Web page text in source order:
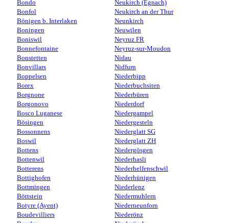
Bondo
Bonfol
Bönigen b. Interlaken
Boningen
Boniswil
Bonnefontaine
Bonstetten
Bonvillars
Boppelsen
Borex
Borgnone
Borgonovo
Bosco Luganese
Bösingen
Bossonnens
Boswil
Bottens
Bottenwil
Botterens
Bottighofen
Bottmingen
Böttstein
Botyre (Ayent)
Boudevilliers
Neukirch (Egnach)
Neukirch an der Thur
Neunkirch
Neuwilen
Neyruz FR
Neyruz-sur-Moudon
Nidau
Nidfurn
Niederbipp
Niederbuchsiten
Niederbüren
Niederdorf
Niedergampel
Niedergesteln
Niederglatt SG
Niederglatt ZH
Niedergösgen
Niederhasli
Niederhelfenschwil
Niederhünigen
Niederlenz
Niedermuhlern
Niederneunforn
Niederönz